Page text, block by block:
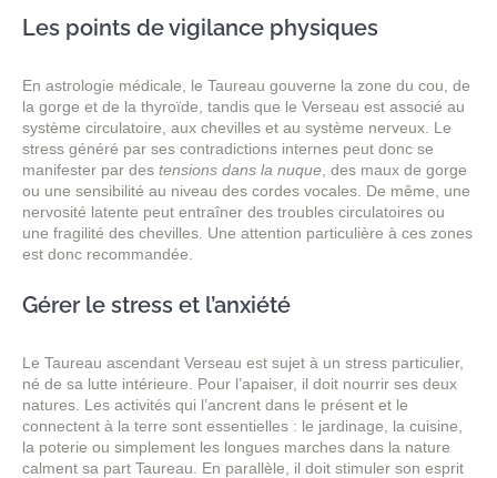
Les points de vigilance physiques
En astrologie médicale, le Taureau gouverne la zone du cou, de
la gorge et de la thyroïde, tandis que le Verseau est associé au
système circulatoire, aux chevilles et au système nerveux. Le
stress généré par ses contradictions internes peut donc se
manifester par des tensions dans la nuque, des maux de gorge
ou une sensibilité au niveau des cordes vocales. De même, une
nervosité latente peut entraîner des troubles circulatoires ou
une fragilité des chevilles. Une attention particulière à ces zones
est donc recommandée.
Gérer le stress et l’anxiété
Le Taureau ascendant Verseau est sujet à un stress particulier,
né de sa lutte intérieure. Pour l’apaiser, il doit nourrir ses deux
natures. Les activités qui l’ancrent dans le présent et le
connectent à la terre sont essentielles : le jardinage, la cuisine,
la poterie ou simplement les longues marches dans la nature
calment sa part Taureau. En parallèle, il doit stimuler son esprit